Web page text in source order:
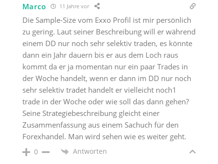
Marco 11 Jahre vor
Die Sample-Size vom Exxo Profil ist mir persönlich
zu gering. Laut seiner Beschreibung will er während
einem DD nur noch sehr selektiv traden, es könnte
dann ein Jahr dauern bis er aus dem Loch raus
kommt da er ja momentan nur ein paar Trades in
der Woche handelt, wenn er dann im DD nur noch
sehr selektiv tradet handelt er vielleicht noch1
trade in der Woche oder wie soll das dann gehen?
Seine Strategiebeschreibung gleicht einer
Zusammenfassung aus einem Sachuch für den
Forexhandel. Man wird sehen wie es weiter geht.
0 Antworten